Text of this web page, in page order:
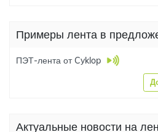
Примеры лента в
ПЭТ-лента от Cyklop
Актуальные новости на